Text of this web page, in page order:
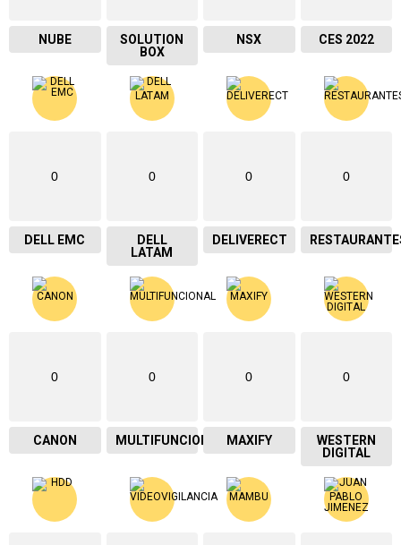
NUBE
SOLUTION
BOX
NSX CES 2022
0
DELL EMC
0
DELL
LATAM
0
DELIVERECT
0
0
CANON
0
MULTIFUNCIONAL
0
MAXIFY
0
WESTERN
DIGITAL